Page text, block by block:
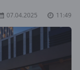
07.04.2025 11:49